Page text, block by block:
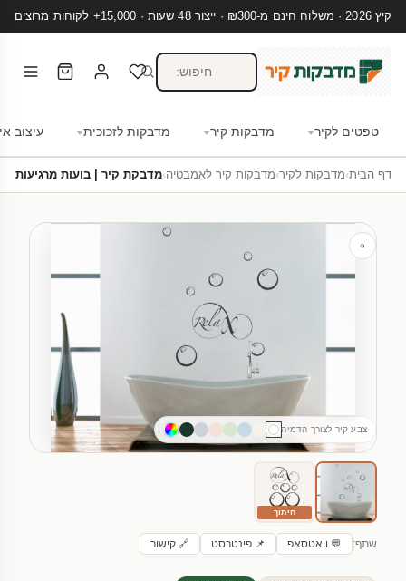
קיץ 2026 · משלוח חינם מ-₪300 · ייצור 48 שעות · 15,000+ לקוחות מרוצים
טפטים לקיר מדבקות קיר מדבקות לזכוכית עיצוב
דף הבית›מדבקות לקיר›מדבקות קיר לאמבטיה›מדבקת קיר | בועות מרגיעות
צבע קיר לצורך הדמיה
חיתוך
שתף: 💬 וואטסאפ 📌 פינטרסט 🔗 קישור